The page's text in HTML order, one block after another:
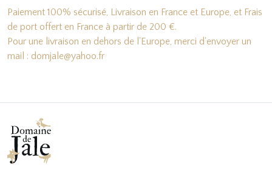
Paiement 100% sécurisé, Livraison en France et Europe, et Frais
de port offert en France à partir de 200 €.
Pour une livraison en dehors de l'Europe, merci d'envoyer un
mail : domjale@yahoo.fr